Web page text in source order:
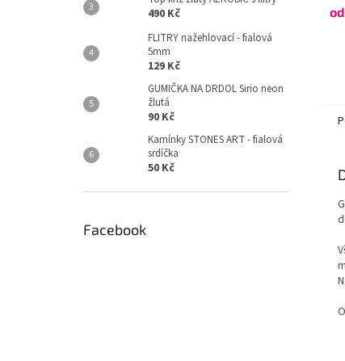
490 Kč
FLITRY nažehlovací - fialová
5mm
129 Kč
GUMIČKA NA DRDOL Sirio neon
žlutá
90 Kč
Kamínky STONES ART - fialová
srdíčka
50 Kč
Facebook
od